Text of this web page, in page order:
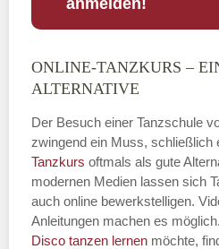
Name
E-Mail*
ONLINE-TANZKURS –
ALTERNATIVE
Der Besuch einer Tanzschule
zwingend ein Muss, schließlich
Tanzkurs oftmals als gute
modernen Medien lassen sich
auch online bewerkstelligen.
Anleitungen machen es
Disco tanzen lernen möchte,